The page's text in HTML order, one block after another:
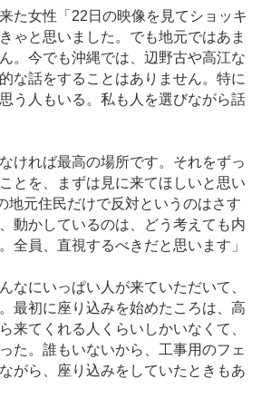
た女性「22日の映像を見てショッキ
ゃと思いました。でも地元ではあま
。今でも沖縄では、辺野古や高江な
な話をすることはありません。特に
う人もいる。私も人を選びながら話
ければ最高の場所です。それをずっ
とを、まずは見に来てほしいと思い
地元住民だけで反対というのはさす
動かしているのは、どう考えても内
全員、直視するべきだと思います」
なにいっぱい人が来ていただいて、
最初に座り込みを始めたころは、高
来てくれる人くらいしかいなくて、
た。誰もいないから、工事用のフェ
がら、座り込みをしていたときもあ